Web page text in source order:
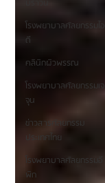
โรงพยาบาลศัลยกรรมไอ
ดี
คลินิกผิวพรรณ
โรงพยาบาลศัลยกรรมเจ
จุน
ข่าวสารศัลยกรรม
ประเทศไทย
โรงพยาบาลศัลยกรรมอี
พิก